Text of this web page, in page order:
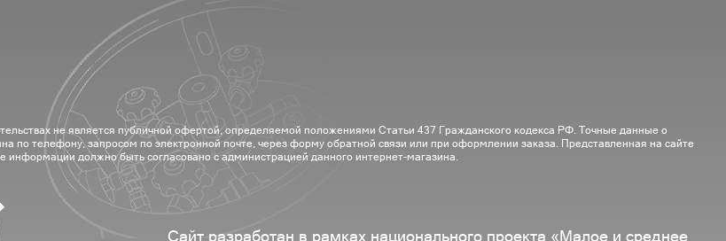
не является публичной офертой, определяемой положениями Статьи 437 Гражданского кодекса РФ. Точные данные о
по телефону, запросом по электронной почте, через форму обратной связи или при оформлении заказа. Представленная на сайте
должно быть согласовано с администрацией данного интернет-магазина.
Сайт разработан в рамках национального проекта «Малое и среднее